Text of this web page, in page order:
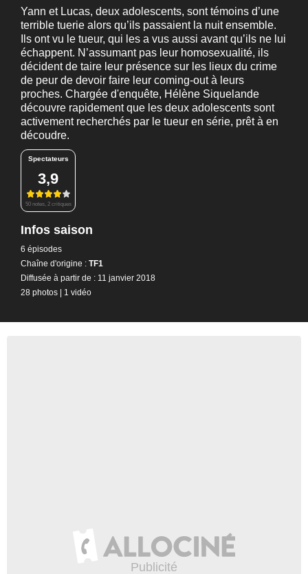
Yann et Lucas, deux adolescents, sont témoins d’une
terrible tuerie alors qu’ils passaient la nuit ensemble.
Ils ont vu le tueur, qui les a vus aussi avant qu’ils ne lui
échappent. N’assumant pas leur homosexualité, ils
décident de taire leur présence sur les lieux du crime
de peur de devoir faire leur coming-out à leurs
proches. Chargée d'enquête, Hélène Siquelande
découvre rapidement que les deux adolescents sont
activement recherchés par le tueur en série, prêt à en
découdre.
Spectateurs
3,9
50 notes, 2 critiques
Infos saison
6 épisodes
Chaîne d'origine : TF1
Diffusée à partir de : 11 janvier 2018
28 photos | 1 vidéo